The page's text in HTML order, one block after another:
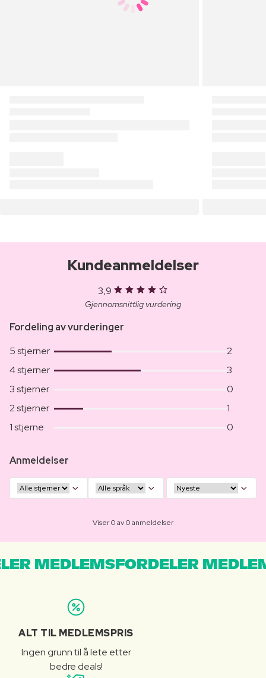
Kundeanmeldelser
3,9
Gjennomsnittlig vurdering
Fordeling av vurderinger
5 stjerner
2
4 stjerner
3
3 stjerner
0
2 stjerner
1
1 stjerne
0
Anmeldelser
Viser 0 av 0 anmeldelser
MEDLEMSFORDELER
ALT TIL MEDLEMSPRIS
Ingen grunn til å lete etter
bedre deals!